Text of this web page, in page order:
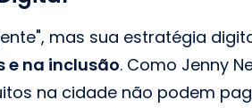
mas sua estratégia
e na inclusão. Como Jenny
na cidade não podem